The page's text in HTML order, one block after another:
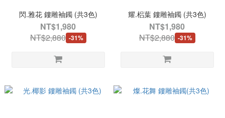
閃.雅花 鏤雕袖鐲 (共3色)
NT$1,980
NT$2,880 -31%
耀.梠葉 鏤雕袖鐲 (共3色)
NT$1,980
NT$2,880 -31%